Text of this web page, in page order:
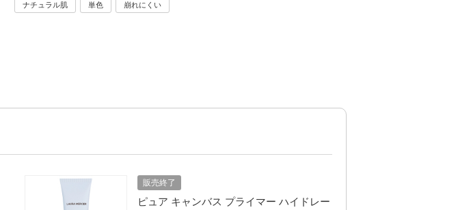
ナチュラル肌 単色 崩れにくい
販売終了
ピュア キャンバス プライマー ハイドレー